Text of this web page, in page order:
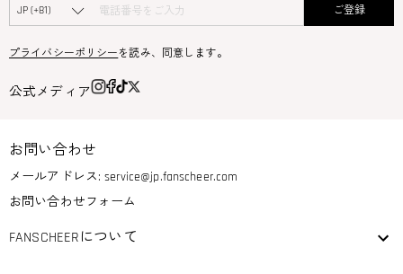
ご登録
プライバシーポリシー を読み、同意します。
公式メディア
お問い合わせ
メールアドレス:service@jp.fanscheer.com
お問い合わせフォーム
FANSCHEERについて